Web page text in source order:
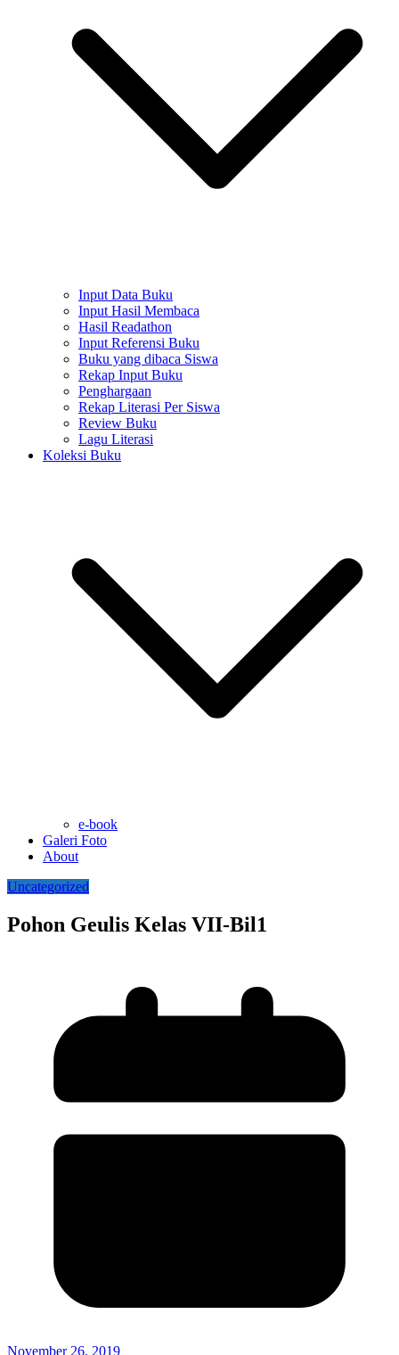
Input Data Buku
Input Hasil Membaca
Hasil Readathon
Input Referensi Buku
Buku yang dibaca Siswa
Rekap Input Buku
Penghargaan
Rekap Literasi Per Siswa
Review Buku
Lagu Literasi
Koleksi Buku
e-book
Galeri Foto
About
Uncategorized
Pohon Geulis Kelas VII-Bil1
November 26, 2019